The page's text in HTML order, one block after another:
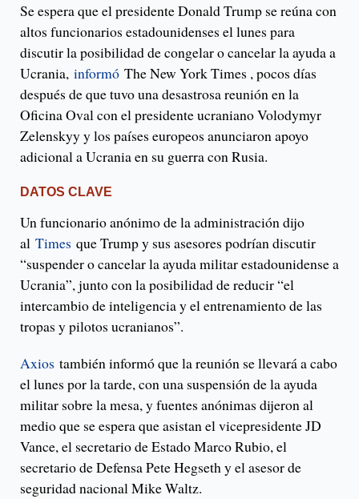
Se espera que el presidente Donald Trump se reúna con
altos funcionarios estadounidenses el lunes para
discutir la posibilidad de congelar o cancelar la ayuda a
Ucrania, informó The New York Times , pocos días
después de que tuvo una desastrosa reunión en la
Oficina Oval con el presidente ucraniano Volodymyr
Zelenskyy y los países europeos anunciaron apoyo
adicional a Ucrania en su guerra con Rusia.
DATOS CLAVE
Un funcionario anónimo de la administración dijo
al Times que Trump y sus asesores podrían discutir
“suspender o cancelar la ayuda militar estadounidense a
Ucrania”, junto con la posibilidad de reducir “el
intercambio de inteligencia y el entrenamiento de las
tropas y pilotos ucranianos”.
Axios también informó que la reunión se llevará a cabo
el lunes por la tarde, con una suspensión de la ayuda
militar sobre la mesa, y fuentes anónimas dijeron al
medio que se espera que asistan el vicepresidente JD
Vance, el secretario de Estado Marco Rubio, el
secretario de Defensa Pete Hegseth y el asesor de
seguridad nacional Mike Waltz.